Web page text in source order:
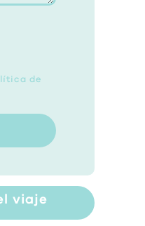
de
viaje